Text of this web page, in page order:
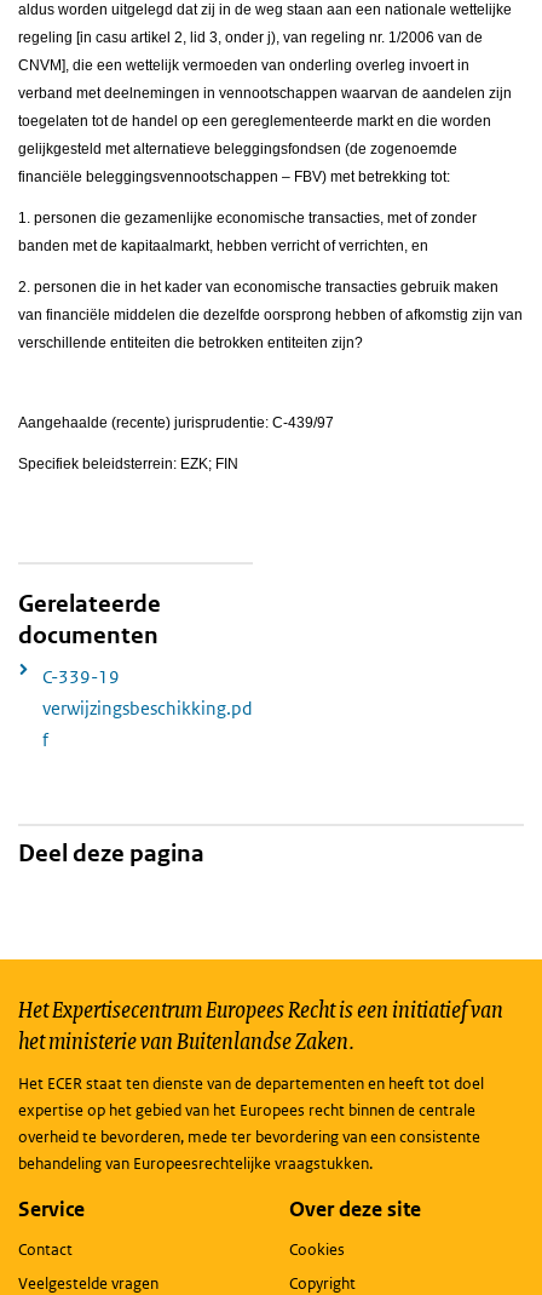
aldus worden uitgelegd dat zij in de weg staan aan een nationale wettelijke
regeling [in casu artikel 2, lid 3, onder j), van regeling nr. 1/2006 van de
CNVM], die een wettelijk vermoeden van onderling overleg invoert in
verband met deelnemingen in vennootschappen waarvan de aandelen zijn
toegelaten tot de handel op een gereglementeerde markt en die worden
gelijkgesteld met alternatieve beleggingsfondsen (de zogenoemde
financiële beleggingsvennootschappen – FBV) met betrekking tot:
1. personen die gezamenlijke economische transacties, met of zonder
banden met de kapitaalmarkt, hebben verricht of verrichten, en
2. personen die in het kader van economische transacties gebruik maken
van financiële middelen die dezelfde oorsprong hebben of afkomstig zijn van
verschillende entiteiten die betrokken entiteiten zijn?
Aangehaalde (recente) jurisprudentie: C-439/97
Specifiek beleidsterrein: EZK; FIN
Gerelateerde
documenten
C-339-19
verwijzingsbeschikking.pd
f
Deel deze pagina
Het Expertisecentrum Europees Recht is een initiatief van
het ministerie van Buitenlandse Zaken.
Het ECER staat ten dienste van de departementen en heeft tot doel
expertise op het gebied van het Europees recht binnen de centrale
overheid te bevorderen, mede ter bevordering van een consistente
behandeling van Europeesrechtelijke vraagstukken.
Service
Contact
Veelgestelde vragen
Over deze site
Cookies
Copyright